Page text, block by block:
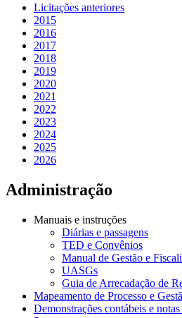
Licitações anteriores
2015
2016
2017
2018
2019
2020
2021
2022
2023
2024
2025
2026
Administração
Manuais e instruções
Diárias e passagens
TED e Convênios
Manual de Gestão e
UASGs
Guia de Arrecadação de
Mapeamento de Processo e
Demonstrações contábeis e